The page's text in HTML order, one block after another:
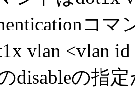
コ
vlan <vlan
disableの指